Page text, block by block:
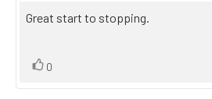
5
Review
Great start to stopping.
Vote
0